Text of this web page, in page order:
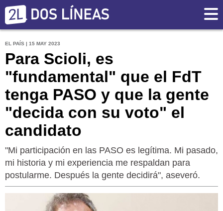
EL PAÍS | 15 MAY 2023
Para Scioli, es
"fundamental" que el FdT
tenga PASO y que la gente
"decida con su voto" el
candidato
"Mi participación en las PASO es legítima. Mi pasado,
mi historia y mi experiencia me respaldan para
postularme. Después la gente decidirá", aseveró.